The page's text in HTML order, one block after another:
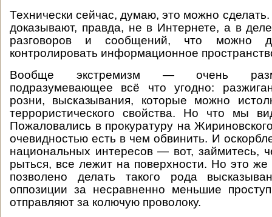
Технически сейчас, думаю, это можно
доказывают, правда, не в Интернете, а в
разговоров и сообщений, что можно
контролировать информационное
Вообще экстремизм — очень
подразумевающее всё что угодно:
розни, высказывания, которые можно
террористического свойства. Но что мы
Пожаловались в прокуратуру на
очевидностью есть в чем обвинить. И
национальных интересов — вот, займитесь,
рыться, все лежит на поверхности. Но это
позволено делать такого рода
оппозиции за несравненно меньшие
отправляют за колючую проволоку.